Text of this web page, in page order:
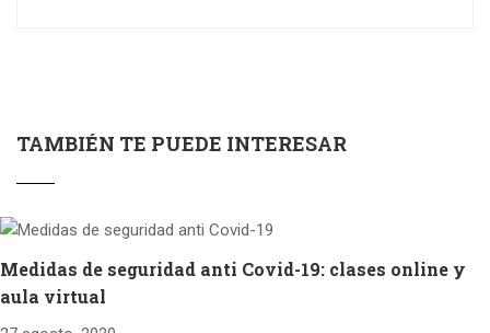
TAMBIÉN TE PUEDE INTERESAR
Medidas de seguridad anti Covid-19: clases online y
aula virtual